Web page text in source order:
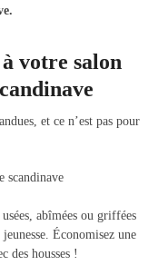
votre salon
et ce n’est pas pour
usées, abîmées ou griffées
Économisez une
des housses !